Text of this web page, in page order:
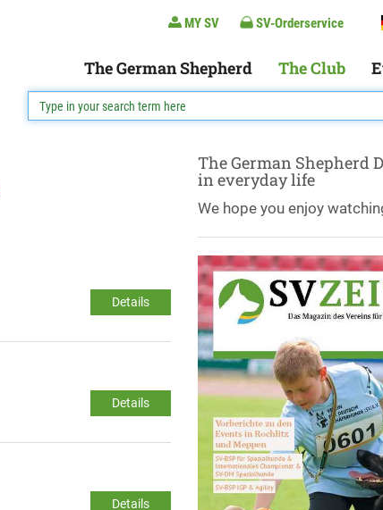
MY SV SV-Orderservice
The German Shepherd The Club
Details
Details
Details
The German Shepherd
in everyday life
We hope you enjoy